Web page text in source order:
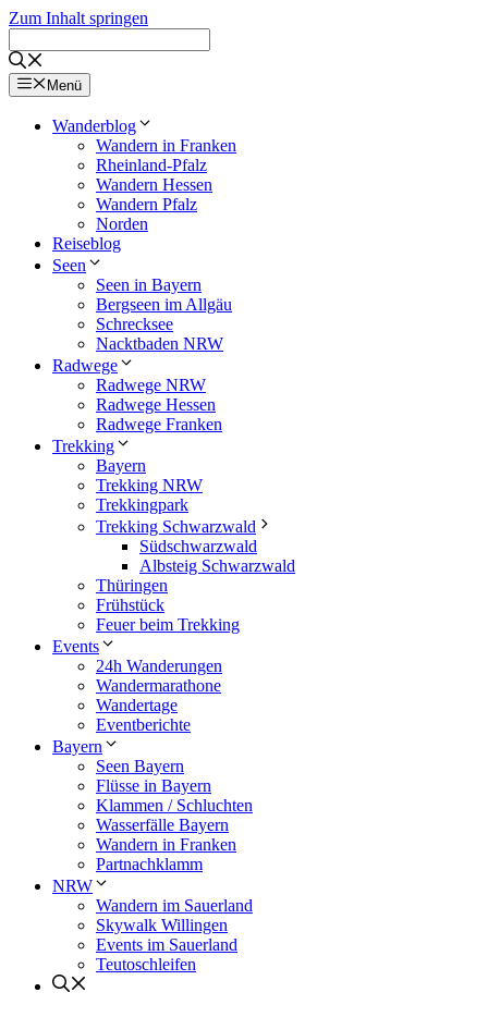
Zum Inhalt springen
Menü
Wanderblog
Wandern in Franken
Rheinland-Pfalz
Wandern Hessen
Wandern Pfalz
Norden
Reiseblog
Seen
Seen in Bayern
Bergseen im Allgäu
Schrecksee
Nacktbaden NRW
Radwege
Radwege NRW
Radwege Hessen
Radwege Franken
Trekking
Bayern
Trekking NRW
Trekkingpark
Trekking Schwarzwald
Südschwarzwald
Albsteig Schwarzwald
Thüringen
Frühstück
Feuer beim Trekking
Events
24h Wanderungen
Wandermarathone
Wandertage
Eventberichte
Bayern
Seen Bayern
Flüsse in Bayern
Klammen / Schluchten
Wasserfälle Bayern
Wandern in Franken
Partnachklamm
NRW
Wandern im Sauerland
Skywalk Willingen
Events im Sauerland
Teutoschleifen